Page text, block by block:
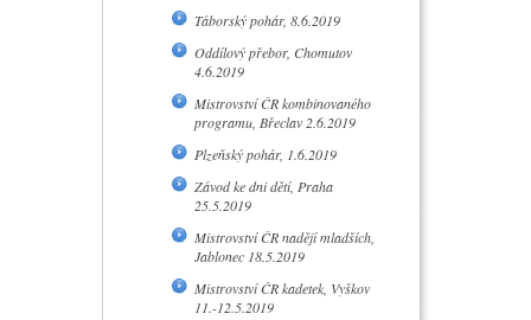
Táborský pohár, 8.6.2019
Oddílový přebor, Chomutov
4.6.2019
Mistrovství ČR kombinovaného
programu, Břeclav 2.6.2019
Plzeňský pohár, 1.6.2019
Závod ke dni dětí, Praha
25.5.2019
Mistrovství ČR nadějí mladších,
Jablonec 18.5.2019
Mistrovství ČR kadetek, Vyškov
11.-12.5.2019